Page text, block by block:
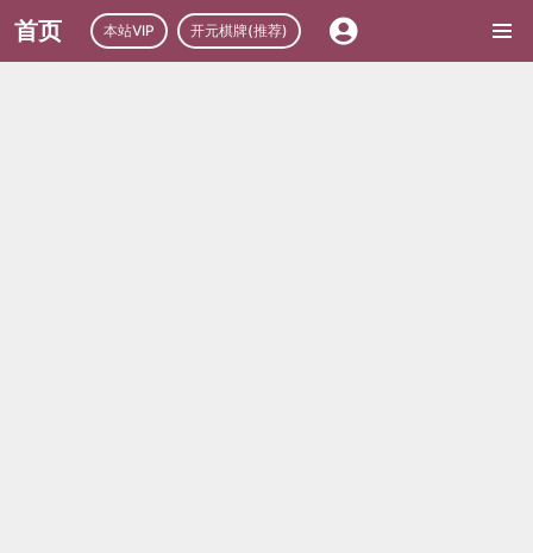
首页 本站VIP 开元棋牌(推荐)